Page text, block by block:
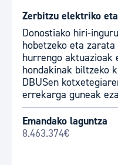
Zerbitzu elektriko
Donostiako hiri-
hobetzeko eta
hurrengo aktuazioak
hondakinak biltzeko
DBUSen
errekarga guneak
Emandako laguntza
8.463.374€